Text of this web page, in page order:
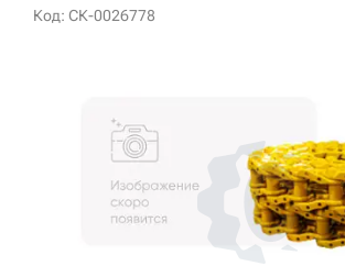
Код: СК-0026778